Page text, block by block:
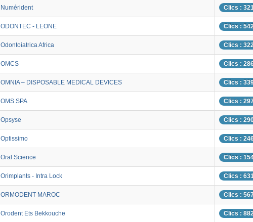
Numérident Clics :
ODONTEC - LEONE Clics :
Odontoiatrica Africa Clics :
OMCS Clics :
OMNIA – DISPOSABLE MEDICAL DEVICES Clics :
OMS SPA Clics :
Opsyse Clics :
Optissimo Clics :
Oral Science Clics :
Orimplants - Intra Lock Clics :
ORMODENT MAROC Clics :
Orodent Ets Bekkouche Clics :